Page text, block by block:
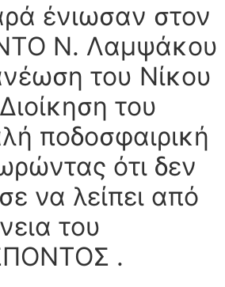
ένιωσαν στον
Ν. Λαμψάκου
του Νίκου
του
ποδοσφαιρική
ότι δεν
να λείπει από
του
.